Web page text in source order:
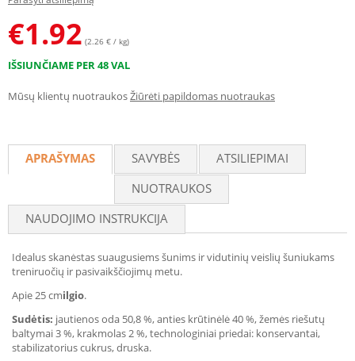
€1.92 (2.26 € / kg)
IŠSIUNČIAME PER 48 VAL
Mūsų klientų nuotraukosŽiūrėti papildomas nuotraukas
APRAŠYMAS SAVYBĖS
ATSILIEPIMAI
NUOTRAUKOS
NAUDOJIMO INSTRUKCIJA
Idealus skanėstas suaugusiems šunims ir vidutinių veislių šuniukams
treniruočių ir pasivaikščiojimų metu.
Apie 25 cmilgio.
Sudėtis: jautienos oda 50,8 %, anties krūtinėlė 40 %, žemės riešutų
baltymai 3 %, krakmolas 2 %, technologiniai priedai: konservantai,
stabilizatorius cukrus, druska.